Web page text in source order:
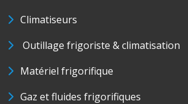
Climatiseurs
Outillage frigoriste & climatisation
Matériel frigorifique
Gaz et fluides frigorifiques